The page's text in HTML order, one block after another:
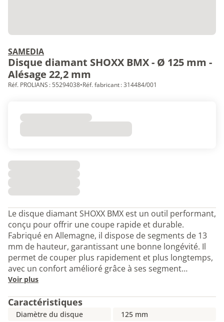
SAMEDIA
Disque diamant SHOXX BMX - Ø 125 mm -
Alésage 22,2 mm
Réf. PROLIANS : 55294038•Réf. fabricant : 314484/001
Le disque diamant SHOXX BMX est un outil performant,
conçu pour offrir une coupe rapide et durable.
Fabriqué en Allemagne, il dispose de segments de 13
mm de hauteur, garantissant une bonne longévité. Il
permet de couper plus rapidement et plus longtemps,
avec un confort amélioré grâce à ses segment…
Voir plus
Caractéristiques
Diamètre du disque
125 mm